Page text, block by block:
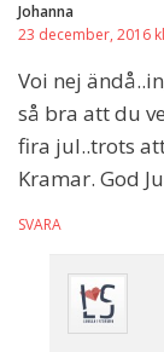
Johanna
23 december, 2016
Voi nej
så bra att du
fira jul..trots
Kramar. God
SVARA